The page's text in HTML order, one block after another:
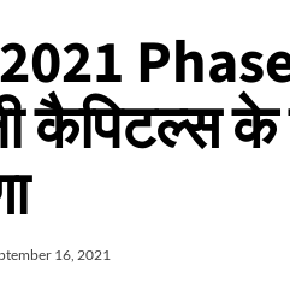
कैपिटल्स
16, 2021